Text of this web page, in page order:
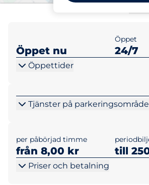
Öppet nu
Öppet
24/7
Öppettider
Tjänster på
per påbörjad timme
från 8,00 kr till
Priser och betalning